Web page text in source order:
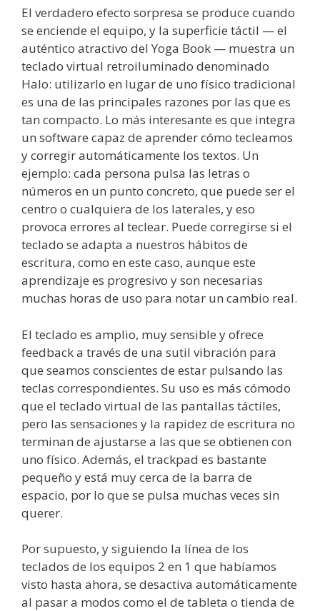
El verdadero efecto sorpresa se produce cuando
se enciende el equipo, y la superficie táctil — el
auténtico atractivo del Yoga Book — muestra un
teclado virtual retroiluminado denominado
Halo: utilizarlo en lugar de uno físico tradicional
es una de las principales razones por las que es
tan compacto. Lo más interesante es que integra
un software capaz de aprender cómo tecleamos
y corregir automáticamente los textos. Un
ejemplo: cada persona pulsa las letras o
números en un punto concreto, que puede ser el
centro o cualquiera de los laterales, y eso
provoca errores al teclear. Puede corregirse si el
teclado se adapta a nuestros hábitos de
escritura, como en este caso, aunque este
aprendizaje es progresivo y son necesarias
muchas horas de uso para notar un cambio real.
El teclado es amplio, muy sensible y ofrece
feedback a través de una sutil vibración para
que seamos conscientes de estar pulsando las
teclas correspondientes. Su uso es más cómodo
que el teclado virtual de las pantallas táctiles,
pero las sensaciones y la rapidez de escritura no
terminan de ajustarse a las que se obtienen con
uno físico. Además, el trackpad es bastante
pequeño y está muy cerca de la barra de
espacio, por lo que se pulsa muchas veces sin
querer.
Por supuesto, y siguiendo la línea de los
teclados de los equipos 2 en 1 que habíamos
visto hasta ahora, se desactiva automáticamente
al pasar a modos como el de tableta o tienda de